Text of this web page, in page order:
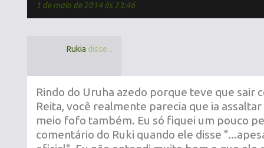
1 de maio de 2014 às 23:46
Rukia disse...
Rindo do Uruha azedo porque teve que sair
Reita, você realmente parecia que ia
meio fofo também. Eu só fiquei um pouco
comentário do Ruki quando ele disse